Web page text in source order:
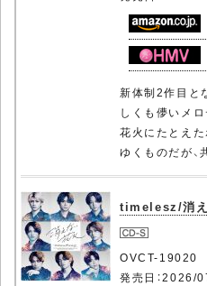
新体制2作目と
しくも儚いメ
花火にたとえた
ゆくものだが
timelesz/消
OVCT-19020
発売日：2026/